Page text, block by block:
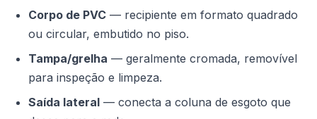
Corpo de PVC — recipiente em formato quadrado
ou circular, embutido no piso.
Tampa/grelha — geralmente cromada, removível
para inspeção e limpeza.
Saída lateral — conecta a coluna de esgoto que